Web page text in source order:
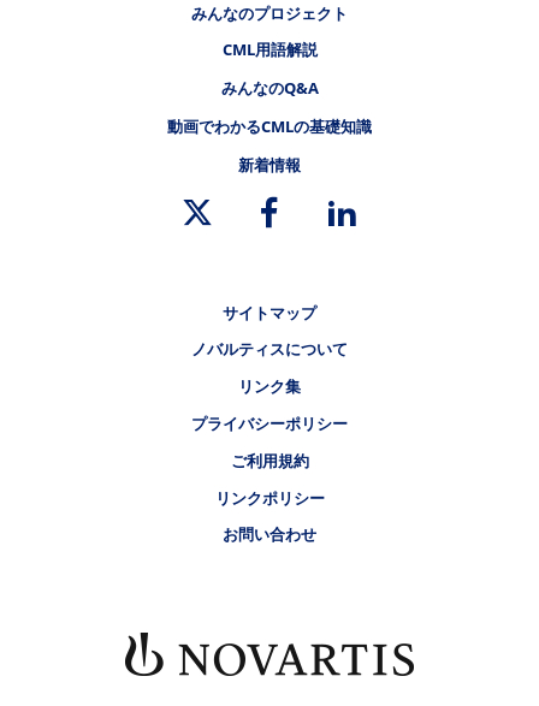
みんなのプロジェクト
CML用語解説
みんなのQ&A
動画でわかるCMLの基礎知識
新着情報
サイトマップ
ノバルティスについて
リンク集
プライバシーポリシー
ご利用規約
リンクポリシー
お問い合わせ